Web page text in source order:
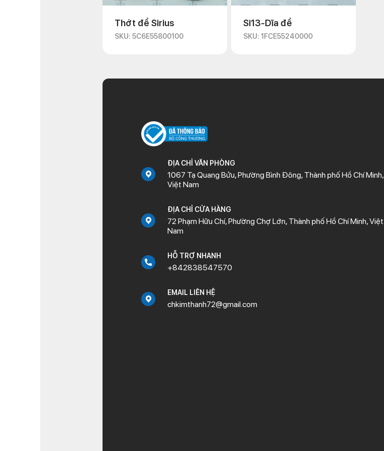
Thớt đề Sirius
SKU: 5C6E55800100
Si13-Dĩa đề
SKU: 1FCE55240000
ĐỊA CHỈ VĂN PHÒNG
1067 Tạ Quang Bửu, Phường Bình Đông, Thành phố Hồ Chí Minh,
Việt Nam
ĐỊA CHỈ CỬA HÀNG
72 Phạm Hữu Chí, Phường Chợ Lớn, Thành phố Hồ Chí Minh, Việt
Nam
HỖ TRỢ NHANH
+842838547570
EMAIL LIÊN HỆ
chkimthanh72@gmail.com